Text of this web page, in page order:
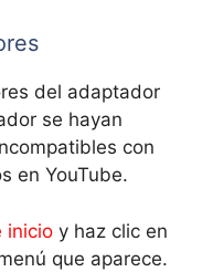
del adaptador
se hayan
con
en YouTube.
inicio y haz clic en
que aparece.